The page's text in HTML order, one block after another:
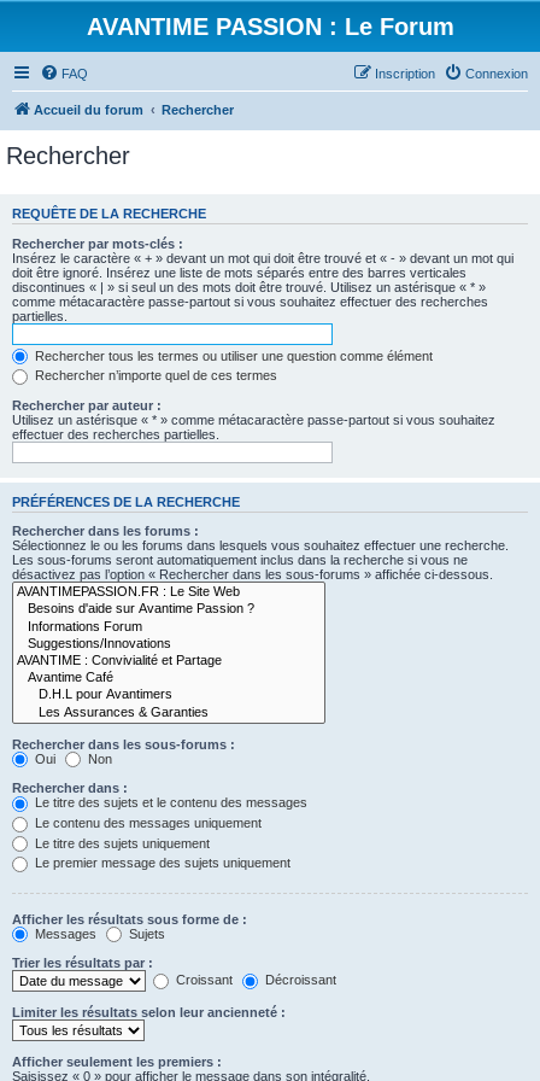
AVANTIME PASSION : Le Forum
FAQ Connexion
Inscription
Accueil du forum Rechercher
Rechercher
REQUÊTE DE LA RECHERCHE
Rechercher par mots-clés :
Insérez le caractère « + » devant un mot qui doit être trouvé et « - » devant un mot qui
doit être ignoré. Insérez une liste de mots séparés entre des barres verticales
discontinues « | » si seul un des mots doit être trouvé. Utilisez un astérisque « * »
comme métacaractère passe-partout si vous souhaitez effectuer des recherches
partielles.
Rechercher tous les termes ou utiliser une question comme élément
Rechercher n’importe quel de ces termes
Rechercher par auteur :
Utilisez un astérisque « * » comme métacaractère passe-partout si vous souhaitez
effectuer des recherches partielles.
PRÉFÉRENCES DE LA RECHERCHE
Rechercher dans les forums :
Sélectionnez le ou les forums dans lesquels vous souhaitez effectuer une recherche.
Les sous-forums seront automatiquement inclus dans la recherche si vous ne
désactivez pas l’option « Rechercher dans les sous-forums » affichée ci-dessous.
Rechercher dans les sous-forums :
Oui
Non
Rechercher dans :
Le titre des sujets et le contenu des messages
Le contenu des messages uniquement
Le titre des sujets uniquement
Le premier message des sujets uniquement
Afficher les résultats sous forme de :
Messages
Sujets
Trier les résultats par :
Croissant
Décroissant
Limiter les résultats selon leur ancienneté :
Afficher seulement les premiers :
Saisissez « 0 » pour afficher le message dans son intégralité.